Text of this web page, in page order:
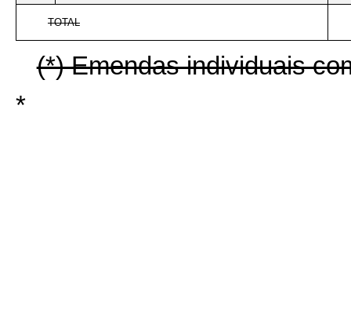
TOTAL
(*) Emendas individuais
*